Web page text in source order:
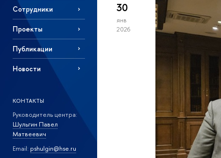
Сотрудники
Проекты
Публикации
Новости
КОНТАКТЫ
Руководитель центра:
Шульгин Павел
Матвеевич
Email: pshulgin@hse.ru
30
янв
2026